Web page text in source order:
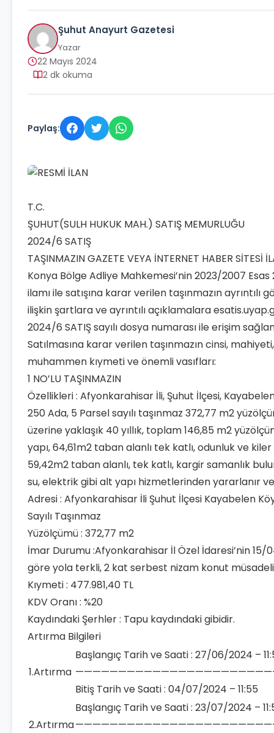
Şuhut Anayurt Gazetesi
Yazar
22 Mayıs 2024
2 dk okuma
Paylaş:
T.C.
ŞUHUT(SULH HUKUK MAH.) SATIŞ MEMURLUĞU
2024/6 SATIŞ
TAŞINMAZIN GAZETE VEYA İNTERNET HABER SİTESİ
Konya Bölge Adliye Mahkemesi’nin 2023/2007 Esas
ilamı ile satışına karar verilen taşınmazın ayrıntılı
ilişkin şartlara ve ayrıntılı açıklamalara
2024/6 SATIŞ sayılı dosya numarası ile erişim
Satılmasına karar verilen taşınmazın cinsi,
muhammen kıymeti ve önemli vasıfları:
1 NO’LU TAŞINMAZIN
Özellikleri : Afyonkarahisar İli, Şuhut İlçesi,
250 Ada, 5 Parsel sayılı taşınmaz 372,77 m2
üzerine yaklaşık 40 yıllık, toplam 146,85 m2
yapı, 64,61m2 taban alanlı tek katlı, odunluk ve
59,42m2 taban alanlı, tek katlı, kargir samanlık
su, elektrik gibi alt yapı hizmetlerinden yararlanır
Adresi : Afyonkarahisar İli Şuhut İlçesi Kayabelen
Sayılı Taşınmaz
Yüzölçümü : 372,77 m2
İmar Durumu :Afyonkarahisar İl Özel İdaresi’nin 15/
göre yola terkli, 2 kat serbest nizam konut müsadeli
Kıymeti : 477.981,40 TL
KDV Oranı : %20
Kaydındaki Şerhler : Tapu kaydındaki gibidir.
Artırma Bilgileri
1.Artırma
Başlangıç Tarih ve Saati : 27/06/2024 –
Bitiş Tarih ve Saati : 04/07/2024 – 11:55
2.Artırma
Başlangıç Tarih ve Saati : 23/07/2024 –